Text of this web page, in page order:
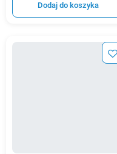
Dodaj do koszyka